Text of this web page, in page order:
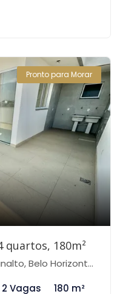
Pronto para Morar
quartos, 180m²
Belo Horizonte-MG
2 Vagas 180 m²